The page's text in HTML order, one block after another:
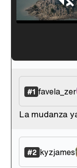
Loaded:
50.63%
#1 favela_zer
La mudanza
#2 kyzjames